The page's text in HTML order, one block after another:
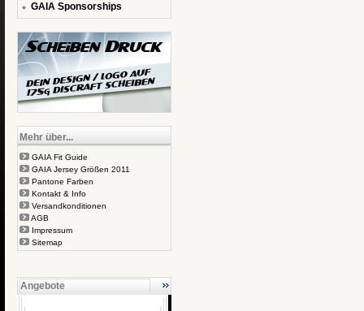
GAIA Sponsorships
Mehr über...
GAIA Fit Guide
GAIA Jersey Größen 2011
Pantone Farben
Kontakt & Info
Versandkonditionen
AGB
Impressum
Sitemap
Angebote